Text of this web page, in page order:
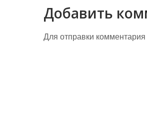
Добавить
Для отправки